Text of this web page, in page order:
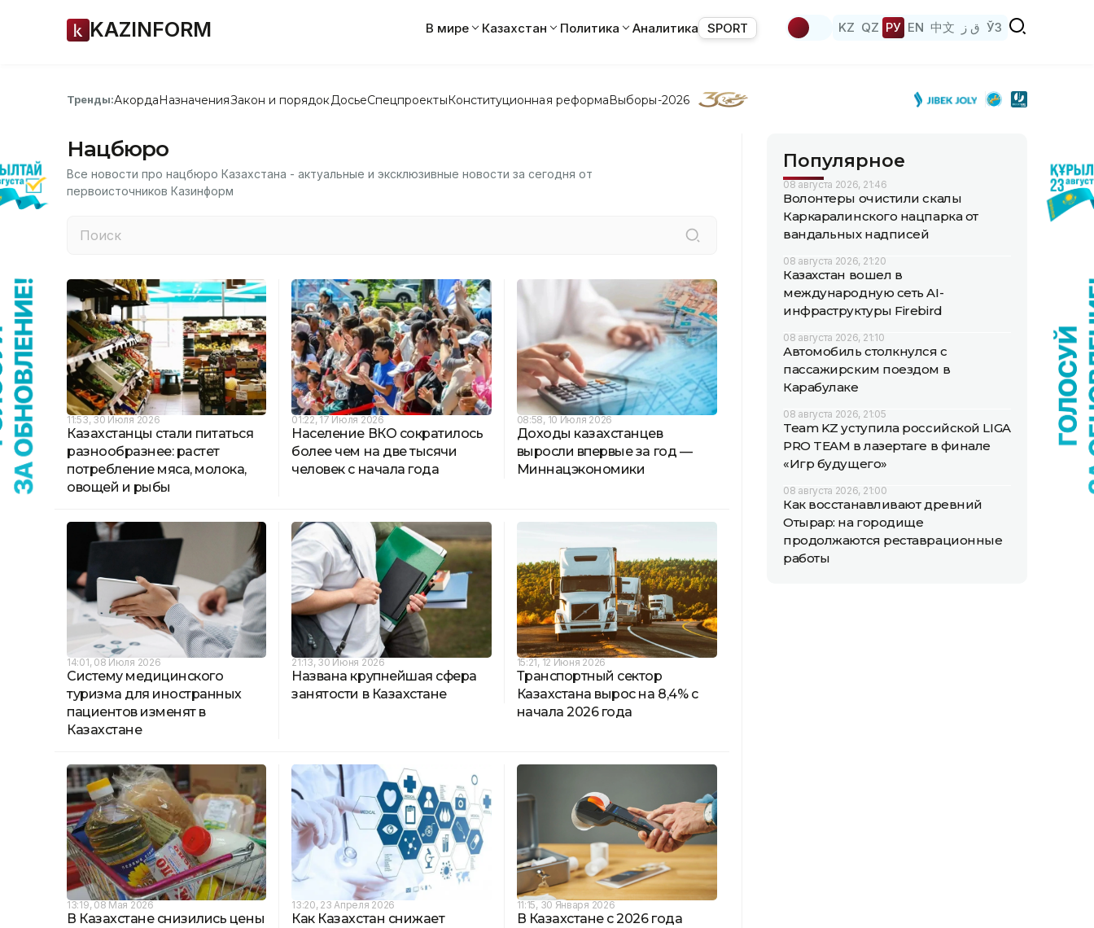
KAZINFORM В мире Казахстан Политика Аналитика SPORT KZ QZ РУ EN 中文 ق ز ЎЗ
Тренды:АкордаНазначенияЗакон и порядок ДосьеСпецпроектыКонституционная реформаВыборы-2026
Нацбюро
Все новости про нацбюро Казахстана - актуальные и эксклюзивные новости за сегодня от
первоисточников Казинформ
11:53, 30 Июля 2026
Казахстанцы стали питаться
разнообразнее: растет
потребление мяса, молока,
овощей и рыбы
01:22, 17 Июля 2026
Население ВКО сократилось
более чем на две тысячи
человек с начала года
08:58, 10 Июля 2026
Доходы казахстанцев
выросли впервые за год —
Миннацэкономики
14:01, 08 Июля 2026
Систему медицинского
туризма для иностранных
пациентов изменят в
Казахстане
21:13, 30 Июня 2026
Названа крупнейшая сфера
занятости в Казахстане
15:21, 12 Июня 2026
Транспортный сектор
Казахстана вырос на 8,4% с
начала 2026 года
13:19, 08 Мая 2026
В Казахстане снизились цены
13:20, 23 Апреля 2026
Как Казахстан снижает
11:15, 30 Января 2026
В Казахстане с 2026 года
Популярное
08 августа 2026, 21:46
Волонтеры очистили скалы
Каркаралинского нацпарка от
вандальных надписей
08 августа 2026, 21:20
Казахстан вошел в
международную сеть AI-
инфраструктуры Firebird
08 августа 2026, 21:10
Автомобиль столкнулся с
пассажирским поездом в
Карабулаке
08 августа 2026, 21:05
Team KZ уступила российской LIGA
PRO TEAM в лазертаге в финале
«Игр будущего»
08 августа 2026, 21:00
Как восстанавливают древний
Отырар: на городище
продолжаются реставрационные
работы